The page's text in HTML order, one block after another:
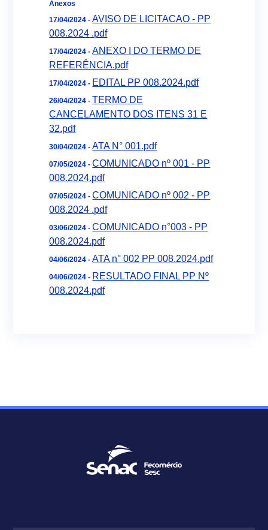
Anexos
17/04/2024 -AVISO DE LICITACAO - PP
008.2024 .pdf
17/04/2024 -ANEXO I DO TERMO DE
REFERÊNCIA.pdf
17/04/2024 - EDITAL PP 008.2024.pdf
26/04/2024 - TERMO DE
CANCELAMENTO DOS ITENS 31 E
32.pdf
30/04/2024 -ATA N° 001.pdf
07/05/2024 -COMUNICADO nº 001 - PP
008.2024.pdf
07/05/2024 -COMUNICADO nº 002 - PP
008.2024 .pdf
03/06/2024 -COMUNICADO n°003 - PP
008.2024.pdf
04/06/2024 -ATA n° 002 PP 008.2024.pdf
04/06/2024 - RESULTADO FINAL PP Nº
008.2024.pdf